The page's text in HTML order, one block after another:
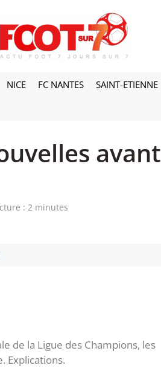
NICE FC NANTES SAINT-ETIENNE
avant
: 2 minutes
de la Ligue des Champions, les
Explications.